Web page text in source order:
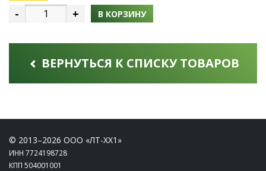
- + В КОРЗИНУ
ВЕРНУТЬСЯ К СПИСКУ ТОВАРОВ
© 2013–2026 ООО «ЛТ-ХХ1»
ИНН 7724198728
КПП 504001001